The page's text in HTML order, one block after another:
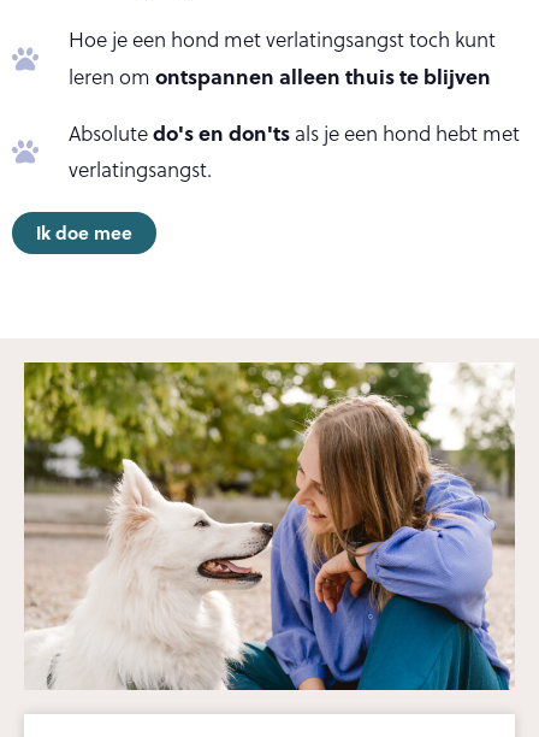
Hoe je een hond met verlatingsangst toch kunt
leren om ontspannen alleen thuis te blijven
Absolutedo's en don'tsals je een hond hebt met
verlatingsangst.
Ik doe mee